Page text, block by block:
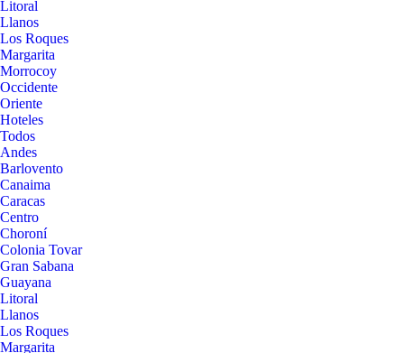
Litoral
Llanos
Los Roques
Margarita
Morrocoy
Occidente
Oriente
Hoteles
Todos
Andes
Barlovento
Canaima
Caracas
Centro
Choroní
Colonia Tovar
Gran Sabana
Guayana
Litoral
Llanos
Los Roques
Margarita